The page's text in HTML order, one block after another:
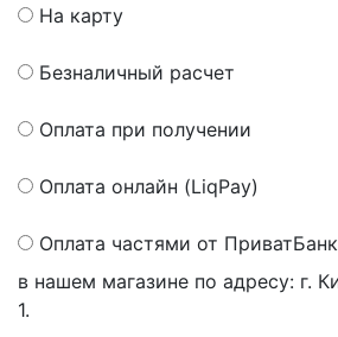
На карту
Безналичный расчет
Оплата при получении
Оплата онлайн (LiqPay)
Оплата частями от
в нашем магазине по адресу: г.
1.